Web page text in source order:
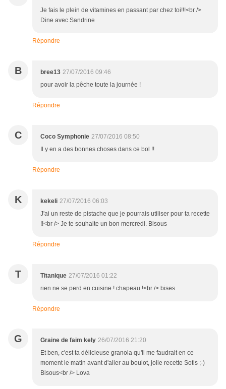
Je fais le plein de vitamines en passant par chez toi!!!<br />
Dine avec Sandrine
Répondre
B bree13 27/07/2016 09:46
pour avoir la pêche toute la journée !
Répondre
C Coco Symphonie 27/07/2016 08:50
Il y en a des bonnes choses dans ce bol !!
Répondre
K kekeli 27/07/2016 06:03
J'ai un reste de pistache que je pourrais utiliser pour ta recette
!!<br /> Je te souhaite un bon mercredi. Bisous
Répondre
T Titanique 27/07/2016 01:22
rien ne se perd en cuisine ! chapeau !<br /> bises
Répondre
G Graine de faim kely 26/07/2016 21:20
Et ben, c'est ta délicieuse granola qu'il me faudrait en ce
moment le matin avant d'aller au boulot, jolie recette Sotis ;-)
Bisous<br /> Lova